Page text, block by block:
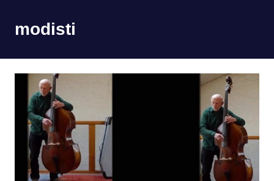
contentmodisti